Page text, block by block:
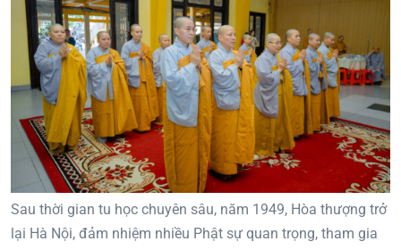
Sau thời gian tu học chuyên sâu, năm 1949, Hòa thượng trở
lại Hà Nội, đảm nhiệm nhiều Phật sự quan trọng, tham gia